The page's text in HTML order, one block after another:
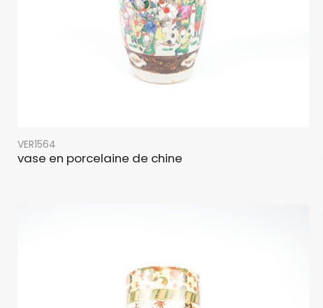
VER1564
vase en porcelaine de chine